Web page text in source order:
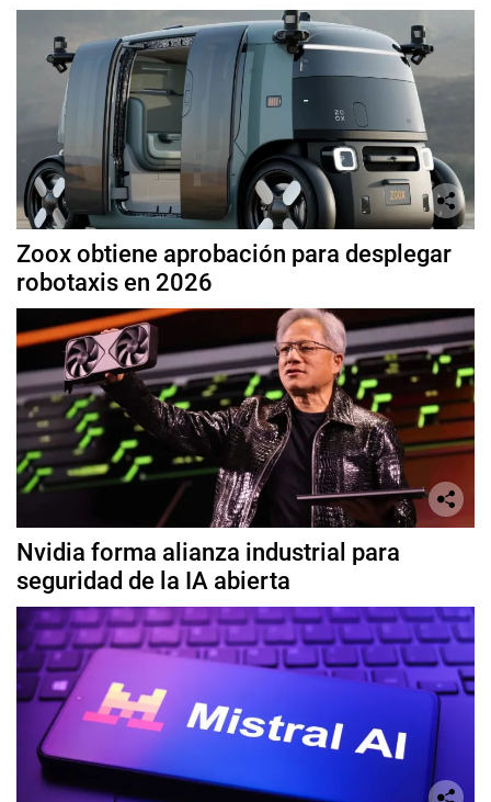
Zoox obtiene aprobación para desplegar
robotaxis en 2026
Nvidia forma alianza industrial para
seguridad de la IA abierta